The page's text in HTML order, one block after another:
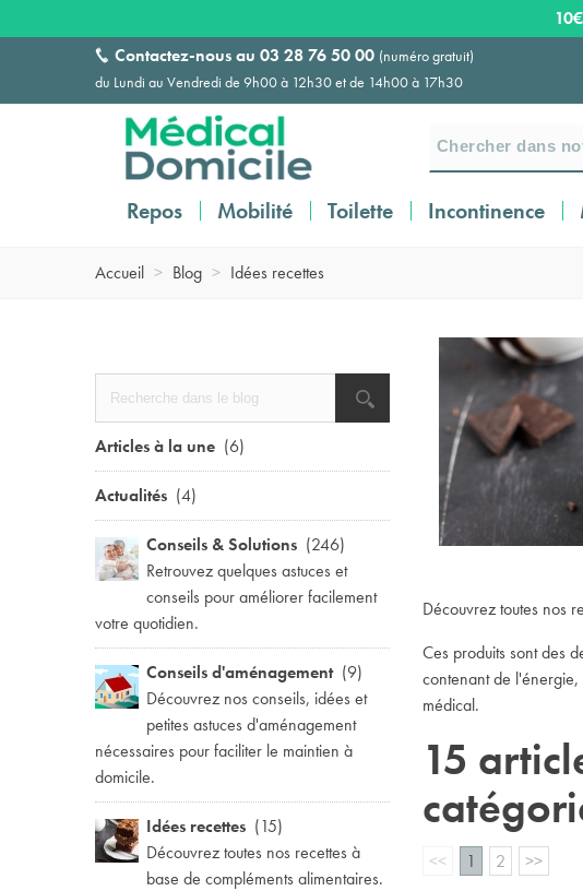
Contactez-nous au 03 28 76 50 00 (numéro gratuit)
du Lundi au Vendredi de 9h00 à 12h30 et de 14h00 à 17h30
Repos Mobilité Toilette Incontinence
Accueil > Blog > Idées recettes
Articles à la une (6)
Actualités (4)
Conseils & Solutions (246)
Retrouvez quelques astuces et
conseils pour améliorer facilement
votre quotidien.
Conseils d'aménagement (9)
Découvrez nos conseils, idées et
petites astuces d'aménagement
nécessaires pour faciliter le maintien à
domicile.
Idées recettes (15)
Découvrez toutes nos recettes à
base de compléments alimentaires.
Découvrez toutes nos
Ces produits sont des
contenant de l'énergie,
médical.
15
<< 1 2 >>